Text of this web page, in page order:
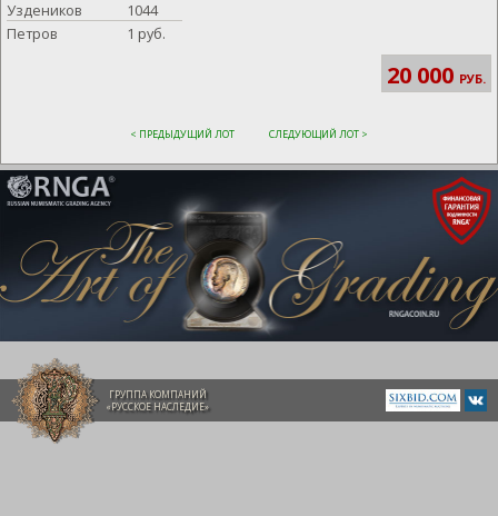
Уздеников
1044
Петров
1 руб.
20 000 РУБ.
< ПРЕДЫДУЩИЙ ЛОТ СЛЕДУЮЩИЙ ЛОТ >
ГРУППА КОМПАНИЙ
«РУССКОЕ НАСЛЕДИЕ»